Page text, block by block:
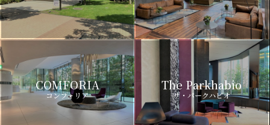
COMFORIA
コンフォリア
The Parkhabio
ザ・パークハビオ